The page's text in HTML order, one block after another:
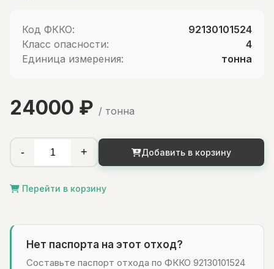
Код ФККО:
92130101524
Класс опасности:
4
Единица измерения:
тонна
24000 ₽ / тонна
- + Добавить в корзину
Перейти в корзину
Нет паспорта на этот отход?
Составьте паспорт отхода по ФККО 92130101524